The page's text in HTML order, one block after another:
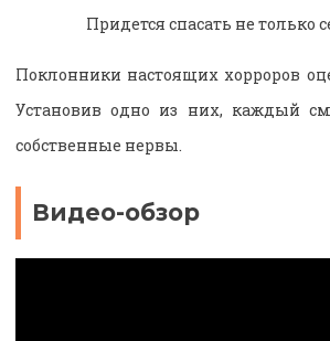
Придется спасать не только
Поклонники настоящих хорроров
Установив одно из них, каждый
собственные нервы.
Видео-обзор